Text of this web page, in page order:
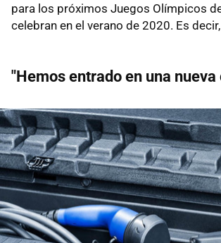
para los próximos Juegos Olímpicos
celebran en el verano de 2020. Es
"Hemos entrado en una nueva